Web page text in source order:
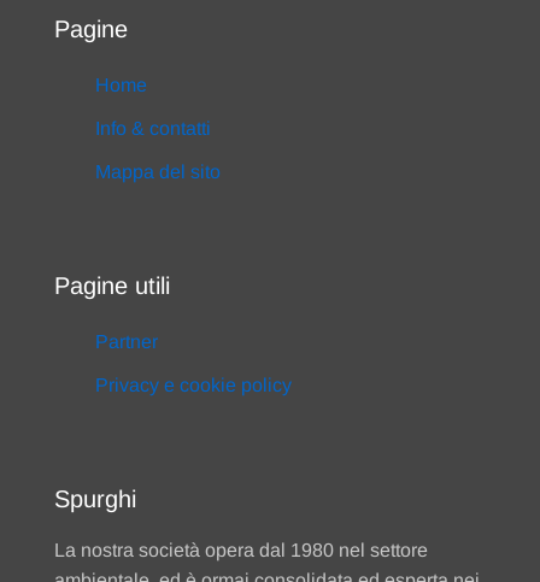
Pagine
Home
Info & contatti
Mappa del sito
Pagine utili
Partner
Privacy e cookie policy
Spurghi
La nostra società opera dal 1980 nel settore